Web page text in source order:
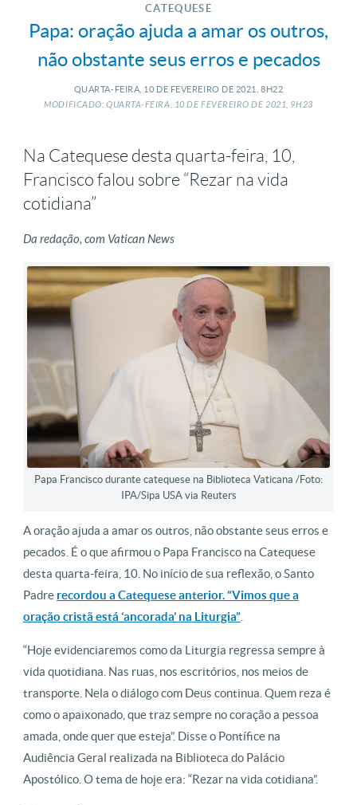
CATEQUESE
Papa: oração ajuda a amar os outros,
não obstante seus erros e pecados
QUARTA-FEIRA, 10 DE FEVEREIRO DE 2021, 8H22
MODIFICADO: QUARTA-FEIRA, 10 DE FEVEREIRO DE2021, 9H23
Na Catequese desta quarta-feira, 10,
Francisco falou sobre “Rezar na vida
cotidiana”
Da redação, com Vatican News
Papa Francisco durante catequese na Biblioteca Vaticana /Foto:
IPA/Sipa USA via Reuters
A oração ajuda a amar os outros, não obstante seus erros e
pecados. É o que afirmou o Papa Francisco na Catequese
desta quarta-feira, 10. No início de sua reflexão, o Santo
Padre recordou a Catequese anterior. “Vimos que a
oração cristã está ‘ancorada’ na Liturgia”
“Hoje evidenciaremos como da Liturgia regressa sempre à
vida quotidiana. Nas ruas, nos escritórios, nos meios de
transporte. Nela o diálogo com Deus continua. Quem reza é
como o apaixonado, que traz sempre no coração a pessoa
amada, onde quer que esteja”. Disse o Pontífice na
Audiência Geral realizada na Biblioteca do Palácio
Apostólico. O tema de hoje era: “Rezar na vida cotidiana”.